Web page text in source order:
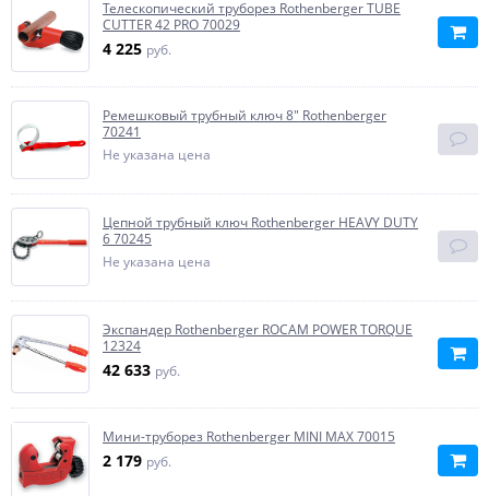
Телескопический труборез Rothenberger TUBE
CUTTER 42 PRO 70029
4 225 руб.
Ремешковый трубный ключ 8" Rothenberger
70241
Не указана цена
Цепной трубный ключ Rothenberger HEAVY DUTY
6 70245
Не указана цена
Экспандер Rothenberger ROCAM POWER TORQUE
12324
42 633 руб.
Мини-труборез Rothenberger MINI МАХ 70015
2 179 руб.